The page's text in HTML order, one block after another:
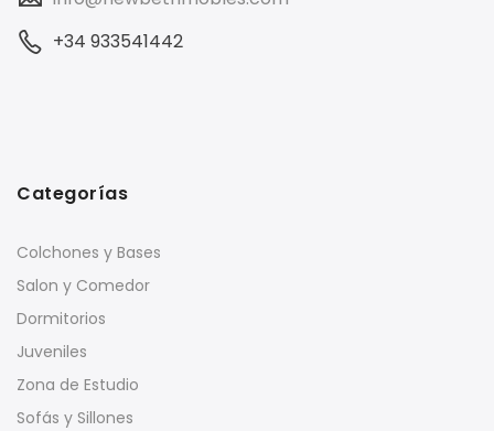
+34 933541442
Categorías
Colchones y Bases
Salon y Comedor
Dormitorios
Juveniles
Zona de Estudio
Sofás y Sillones